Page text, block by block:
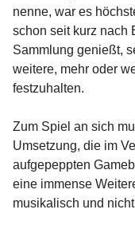
nenne, war es
schon seit kurz nach
Sammlung genießt,
weitere, mehr oder
festzuhalten.
Zum Spiel an sich
Umsetzung, die im
aufgepeppten
eine immense
musikalisch und